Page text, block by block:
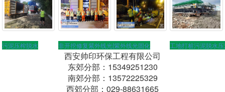
污泥压榨脱水 非开挖修复紫外线光固化紫外线光固化 工地打桩污泥脱水
西安帅印环保工程有限公司
东郊分部：15349251230
南郊分部：13572225329
西郊分部：029-88631665